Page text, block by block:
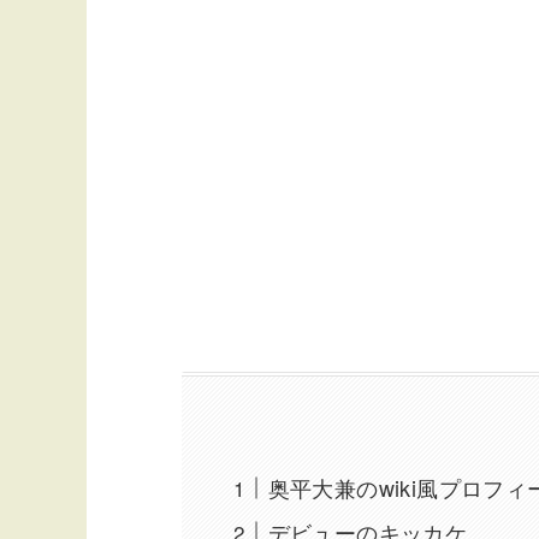
奥平大兼のwiki風プロフィ
デビューのキッカケ